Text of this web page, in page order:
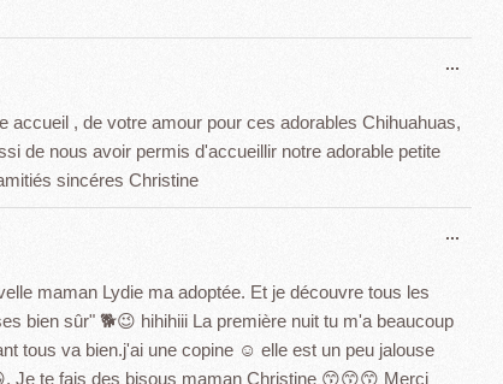
, de votre amour pour ces adorables Chihuahuas,
de nous avoir permis d'accueillir notre adorable petite
sincéres Christine
...
maman Lydie ma adoptée. Et je découvre tous les
bien sûr" 🐕😉 hihihiii La première nuit tu m'a beaucoup
tous va bien.j'ai une copine ☺ elle est un peu jalouse
Je te fais des bisous maman Christine 😙😙😙 Merci
...